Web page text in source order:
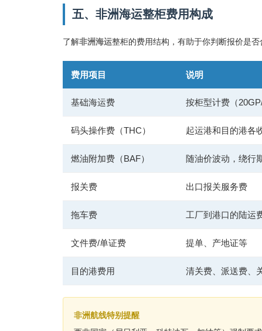
五、非洲海运整柜费用构成
了解非洲海运整柜的费用结构，有助于你判断报价是否
费用项目 说明
基础海运费 按柜型计费（
码头操作费（THC） 起运港和目的港各
燃油附加费（BAF） 随油价波动，绕行
报关费 出口报关服务费
拖车费 工厂到港口的陆运
文件费/单证费 提单、产地证等
目的港费用 清关费、派送费、
非洲航线特别提醒